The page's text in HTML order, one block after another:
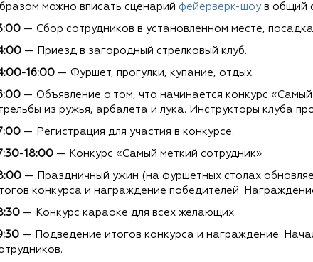
можно вписать сценарий фейерверк-шоув общий
— Сбор сотрудников в установленном месте,
— Приезд в загородный стрелковый клуб.
16:00— Фуршет, прогулки, купание, отдых.
— Объявление о том, что начинается конкурс
из ружья, арбалета и лука. Инструкторы клуба
— Регистрация для участия в конкурсе.
18:00— Конкурс «Самый меткий сотрудник».
— Праздничный ужин (на фуршетных столах
конкурса и награждение победителей.
— Конкурс караоке для всех желающих.
— Подведение итогов конкурса и награждение.